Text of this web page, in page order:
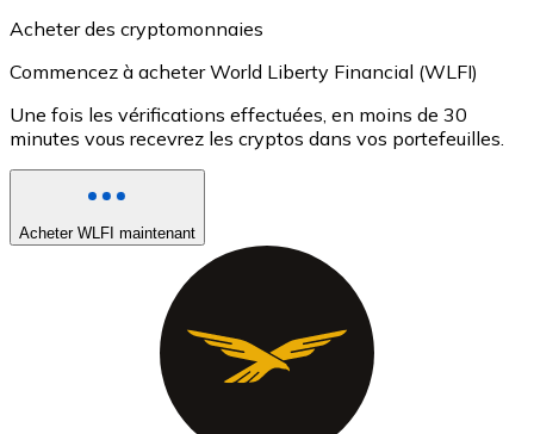
Acheter des cryptomonnaies
Commencez à acheter World Liberty Financial (WLFI)
Une fois les vérifications effectuées, en moins de 30
minutes vous recevrez les cryptos dans vos portefeuilles.
Acheter WLFI maintenant